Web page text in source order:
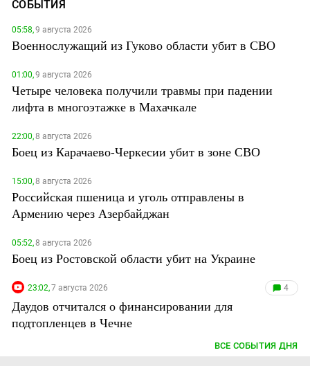
СОБЫТИЯ
05:58,9 августа 2026
Военнослужащий из Гуково области убит в СВО
01:00,9 августа 2026
Четыре человека получили травмы при падении
лифта в многоэтажке в Махачкале
22:00,8 августа 2026
Боец из Карачаево-Черкесии убит в зоне СВО
15:00,8 августа 2026
Российская пшеница и уголь отправлены в
Армению через Азербайджан
05:52,8 августа 2026
Боец из Ростовской области убит на Украине
23:02,7 августа 2026 4
Даудов отчитался о финансировании для
подтопленцев в Чечне
ВСЕ СОБЫТИЯ ДНЯ